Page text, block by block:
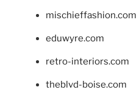
mischieffashion.com
eduwyre.com
retro-interiors.com
theblvd-boise.com